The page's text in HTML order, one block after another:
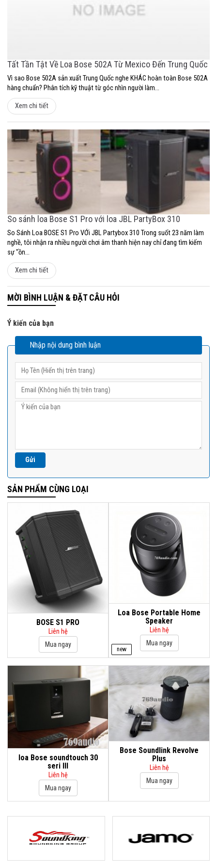
Tất Tần Tật Về Loa Bose 502A Từ Mexico Đến Trung Quốc
Vì sao Bose 502A sản xuất Trung Quốc nghe KHÁC hoàn toàn Bose 502A
hàng chuẩn? Phân tích kỹ thuật từ góc nhìn người làm...
Xem chi tiết
So sánh loa Bose S1 Pro với loa JBL PartyBox 310
So Sánh Loa BOSE S1 Pro VỚi JBL Partybox 310 Trong suốt 23 năm làm
nghề, tôi nhận ra nhiều người chơi âm thanh hiện nay chỉ đang tìm kiếm
sự "ồn...
Xem chi tiết
MỜI BÌNH LUẬN & ĐẶT CÂU HỎI
Ý kiến của bạn
Nhập nội dung bình luận
SẢN PHẨM CÙNG LOẠI
BOSE S1 PRO
Liên hệ
new
Loa Bose Portable Home
Speaker
Liên hệ
loa Bose soundtouch 30
seri III
Liên hệ
Bose Soundlink Revolve
Plus
Liên hệ